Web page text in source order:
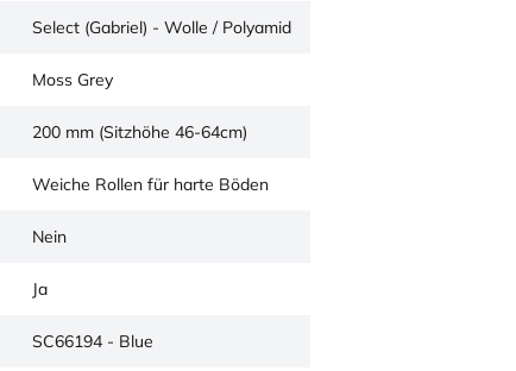
Select (Gabriel) - Wolle / Polyamid
Moss Grey
200 mm (Sitzhöhe 46-64cm)
Weiche Rollen für harte Böden
Nein
Ja
SC66194 - Blue